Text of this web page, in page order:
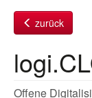
zurück
Offene